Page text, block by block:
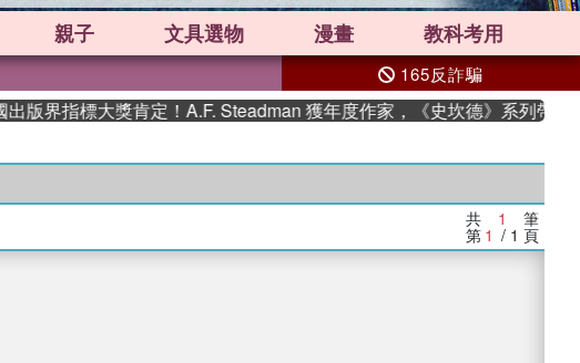
親子 文具選物 漫畫 教科考用
165反詐騙
版界指標大獎肯定！A.F. Steadman 獲年度作家，《史坎德》系列帶你踏
共 1 筆
第 1 / 1 頁